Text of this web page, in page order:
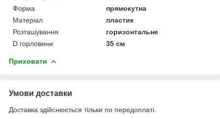
Форма
прямокутна
Матеріал
пластик
Розташування
горизонтальне
D горловини
35 см
Приховати
Умови доставки
Доставка здійснюється тільки по передоплаті.